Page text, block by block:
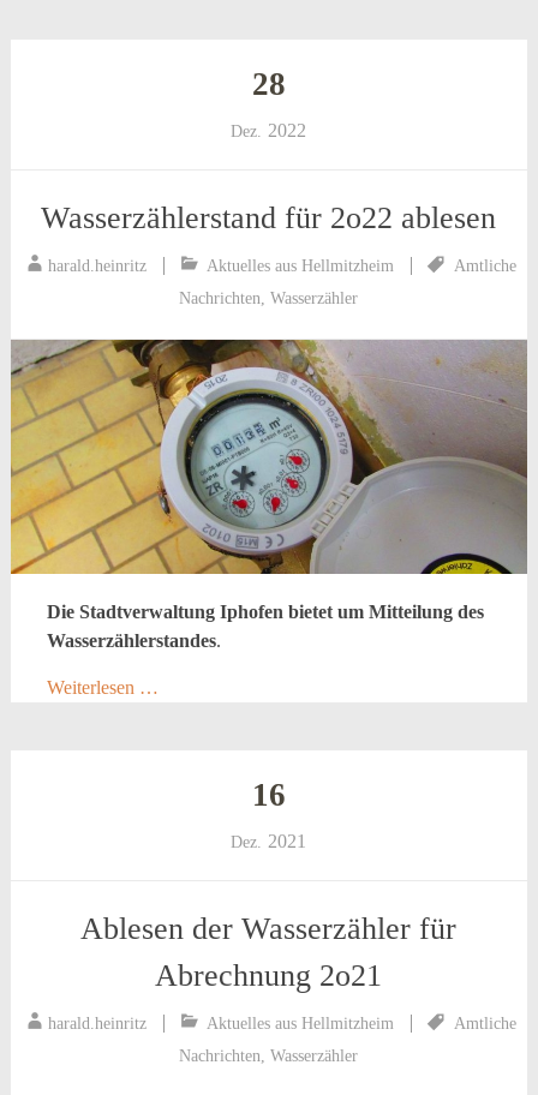
28
Dez. 2022
Wasserzählerstand für 2o22 ablesen
harald.heinritz Aktuelles aus Hellmitzheim
Amtliche
Nachrichten,Wasserzähler
Die Stadtverwaltung Iphofen bietet um Mitteilung des
Wasserzählerstandes.
Weiterlesen …
16
Dez. 2021
Ablesen der Wasserzähler für
Abrechnung 2o21
harald.heinritz Aktuelles aus Hellmitzheim
Amtliche
Nachrichten ,Wasserzähler